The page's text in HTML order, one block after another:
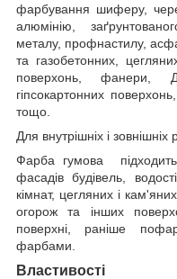
фарбування шиферу,
алюмінію,
металу, профнастилу,
та газобетонних,
поверхонь,
гіпсокартонних
тощо.
Для внутрішніх і зовнішніх
Фарба гумова
фасадів будівель,
кімнат, цегляних і
огорож та інших
поверхні, раніше
фарбами.
Властивості